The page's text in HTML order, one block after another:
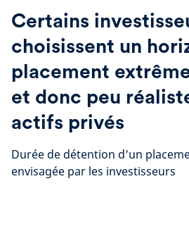
Certains
choisissent un
placement
et donc peu
actifs privés
Durée de détention d’un
envisagée par les investisseurs